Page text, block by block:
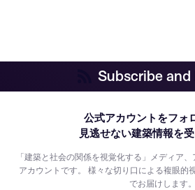
Subscribe and
公式アカウントをフォ
見逃せない建築情報を受
「建築と社会の関係を視覚化する」メディア
アカウントです。様々な切り口による複眼的
でお届けします。